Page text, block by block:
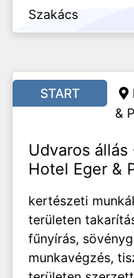
Szakács
START
&
Udvaros állás
Hotel Eger &
kertészeti
területen
fűnyírás,
munkavégzés,